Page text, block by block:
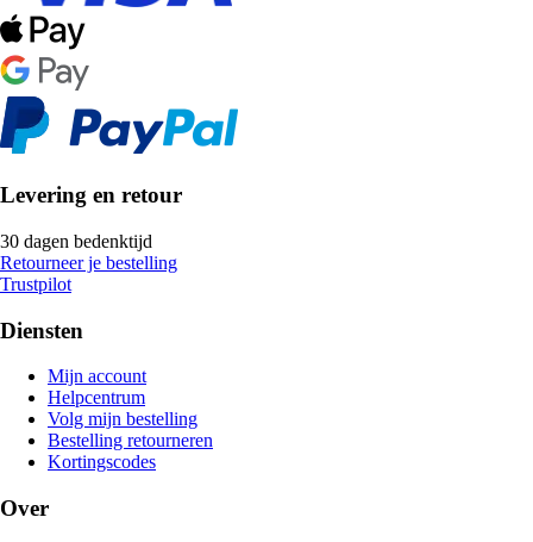
Levering en retour
30 dagen bedenktijd
Retourneer je bestelling
Trustpilot
Diensten
Mijn account
Helpcentrum
Volg mijn bestelling
Bestelling retourneren
Kortingscodes
Over